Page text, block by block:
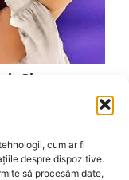
cum ar fi
despre dispozitive.
să procesăm date,